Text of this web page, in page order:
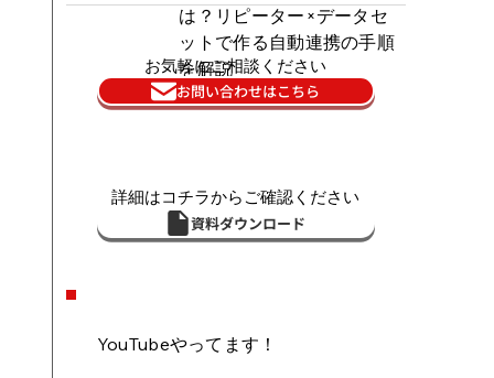
は？リピーター×データセ
ットで作る自動連携の手順
を解説
お気軽にご相談ください
お問い合わせはこちら
詳細はコチラからご確認ください
資料ダウンロード
YouTubeやってます！